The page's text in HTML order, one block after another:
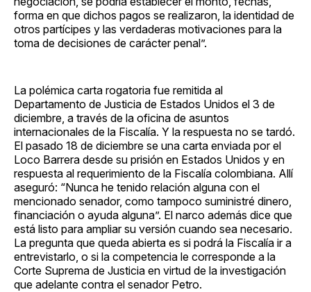
forma en que dichos pagos se realizaron, la identidad de
otros partícipes y las verdaderas motivaciones para la
toma de decisiones de carácter penal”.
La polémica carta rogatoria fue remitida al
Departamento de Justicia de Estados Unidos el 3 de
diciembre, a través de la oficina de asuntos
internacionales de la Fiscalía. Y la respuesta no se tardó.
El pasado 18 de diciembre se una carta enviada por el
Loco Barrera desde su prisión en Estados Unidos y en
respuesta al requerimiento de la Fiscalía colombiana. Allí
aseguró: “Nunca he tenido relación alguna con el
mencionado senador, como tampoco suministré dinero,
financiación o ayuda alguna”. El narco además dice que
está listo para ampliar su versión cuando sea necesario.
La pregunta que queda abierta es si podrá la Fiscalía ir a
entrevistarlo, o si la competencia le corresponde a la
Corte Suprema de Justicia en virtud de la investigación
que adelante contra el senador Petro.